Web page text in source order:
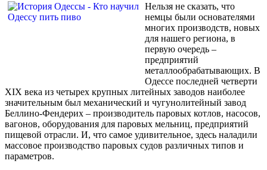
Нельзя не сказать, что
немцы были основателями
многих производств, новых
для нашего региона, в
первую очередь –
предприятий
металлообрабатывающих. В
Одессе последней четверти
XIX века из четырех крупных литейных заводов наиболее
значительным был механический и чугунолитейный завод
Беллино-Фендерих – производитель паровых котлов, насосов,
вагонов, оборудования для паровых мельниц, предприятий
пищевой отрасли. И, что самое удивительное, здесь наладили
массовое производство паровых судов различных типов и
параметров.